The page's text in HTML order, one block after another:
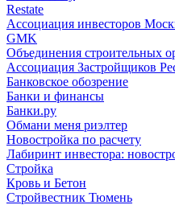
Restate
Ассоциация инвесторов
GMK
Объединения строительных
Ассоциация Застройщиков
Банковское обозрение
Банки и финансы
Банки.ру
Обмани меня риэлтер
Новостройка по расчету
Лабиринт инвестора:
Стройка
Кровь и Бетон
Стройвестник Тюмень